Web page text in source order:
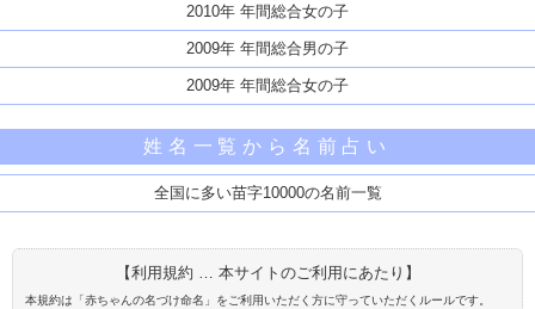
2010年 年間総合女の子
2009年 年間総合男の子
2009年 年間総合女の子
姓名一覧から名前占い
全国に多い苗字10000の名前一覧
【利用規約 … 本サイトのご利用にあたり】
本規約は「赤ちゃんの名づけ命名」をご利用いただく方に守っていただくルールです。